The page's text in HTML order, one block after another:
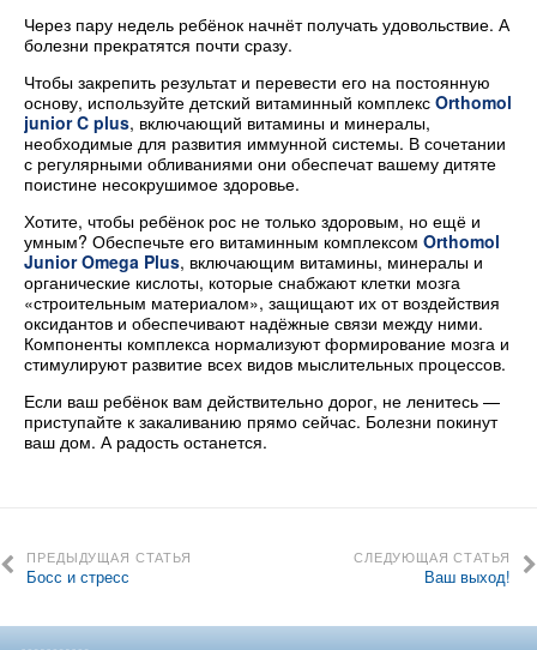
Через пару недель ребёнок начнёт получать удовольствие. А
болезни прекратятся почти сразу.
Чтобы закрепить результат и перевести его на постоянную
основу, используйте детский витаминный комплекс Orthomol
junior C plus, включающий витамины и минералы,
необходимые для развития иммунной системы. В сочетании
с регулярными обливаниями они обеспечат вашему дитяте
поистине несокрушимое здоровье.
Хотите, чтобы ребёнок рос не только здоровым, но ещё и
умным? Обеспечьте его витаминным комплексом Orthomol
Junior Omega Plus, включающим витамины, минералы и
органические кислоты, которые снабжают клетки мозга
«строительным материалом», защищают их от воздействия
оксидантов и обеспечивают надёжные связи между ними.
Компоненты комплекса нормализуют формирование мозга и
стимулируют развитие всех видов мыслительных процессов.
Если ваш ребёнок вам действительно дорог, не ленитесь —
приступайте к закаливанию прямо сейчас. Болезни покинут
ваш дом. А радость останется.
ПРЕДЫДУЩАЯ СТАТЬЯ
Босс и стресс
СЛЕДУЮЩАЯ СТАТЬЯ
Ваш выход!